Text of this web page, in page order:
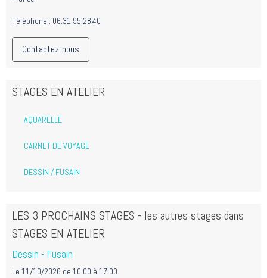
Téléphone : 06.31.95.28.40
Contactez-nous
STAGES EN ATELIER
AQUARELLE
CARNET DE VOYAGE
DESSIN / FUSAIN
LES 3 PROCHAINS STAGES - les autres stages dans
STAGES EN ATELIER
Dessin - Fusain
Le 11/10/2026 de 10:00 à 17:00